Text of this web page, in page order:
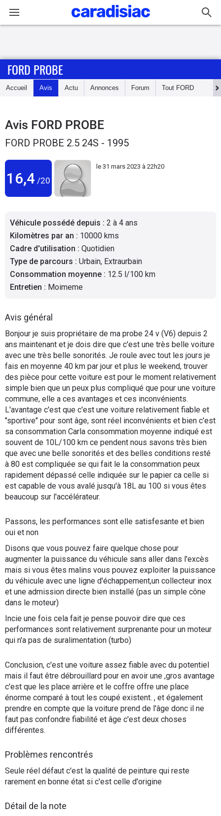
Accueil
Essais
Guide
Electriques
Flottes
Auto
Services
Moto
Marques
FORD PROBE
Accueil Avis Actu Annonces Forum Tout FORD
Avis FORD PROBE
FORD PROBE 2.5 24S - 1995
16,4 /20
le 31 mars 2023 à 22h20
Véhicule possédé depuis : 2 à 4 ans
Kilomètres par an : 10000 kms
Cadre d'utilisation : Quotidien
Type de parcours : Urbain, Extraurbain
Consommation moyenne : 12.5 l/100 km
Entretien : Moimeme
Avis général
Bonjour je suis propriétaire de ma probe 24 v (V6) depuis 2
ans maintenant et je dois dire que c'est une très belle voiture
avec une très belle sonorités. Je roule avec tout les jours je
fais en moyenne 40 km par jour et plus le weekend, trouver
des pièce pour cette voiture est pour le moment relativement
simple bien que un peux plus compliqué que pour une voiture
commune, elle a ces avantages et ces inconvénients.
L'avantage c'est que c'est une voiture relativement fiable et
"sportive" pour sont âge, sont réel inconvénients et bien c'est
sa consommation Carla consommation moyenne indiqué est
souvent de 10L/100 km ce pendent nous savons très bien
que avec une belle sonorités et des belles conditions resté
à 80 est compliquée se qui fait le la consommation peux
rapidement dépassé celle indiquée sur le papier ca celle si
est capable de vous avalé jusqu'à 18L au 100 si vous êtes
beaucoup sur l'accélérateur.
Passons, les performances sont elle satisfesante et bien
oui et non
Disons que vous pouvez faire quelque chose pour
augmenter la puissance du véhicule sans aller dans l'excès
mais si vous êtes malins vous pouvez exploiter la puissance
du véhicule avec une ligne d'échappement,un collecteur inox
et une admission directe bien installé (pas un simple cône
dans le moteur)
Incie une fois cela fait je pense pouvoir dire que ces
performances sont relativement surprenante pour un moteur
qui n'a pas de suralimentation (turbo)
Conclusion, c'est une voiture assez fiable avec du potentiel
mais il faut être débrouillard pour en avoir une ,gros avantage
c'est que les place arrière et le coffre offre une place
énorme comparé à tout les coupé existent. , et également
prendre en compte que la voiture prend de l'âge donc il ne
faut pas confondre fiabilité et âge c'est deux choses
différentes.
Problèmes rencontrés
Seule réel défaut c'est la qualité de peinture qui reste
rarement en bonne état si c'est celle d'origine
Détail de la note